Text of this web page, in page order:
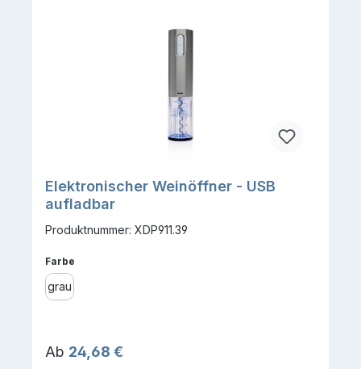
Elektronischer Weinöffner - USB
aufladbar
Produktnummer: XDP911.39
Farbe
grau
Regulärer Preis:
Ab 24,68 €